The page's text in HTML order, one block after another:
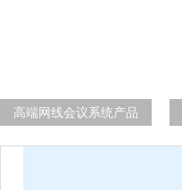
高端网线会议系统产品